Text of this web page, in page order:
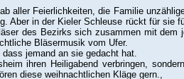
aller Feierlichkeiten, die Familie
Aber in der Kieler Schleuse rückt für
des Bezirks sich zusammen mit dem
Bläsermusik vom Ufer.
jemand an sie gedacht hat.
ihren Heiligabend verbringen,
diese weihnachtlichen Kläge gern.,